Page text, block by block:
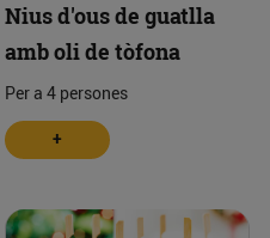
Nius d'ous de guatlla
amb oli de tòfona
Per a 4 persones
+